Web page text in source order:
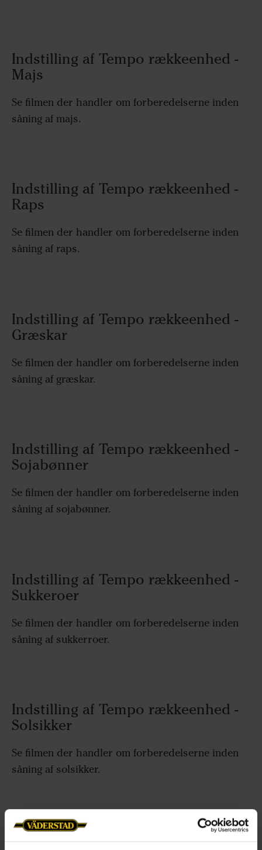
Indstilling af Tempo rækkeenhed -
Majs
Se filmen der handler om forberedelserne inden
såning af majs.
Indstilling af Tempo rækkeenhed -
Raps
Se filmen der handler om forberedelserne inden
såning af raps.
Indstilling af Tempo rækkeenhed -
Græskar
Se filmen der handler om forberedelserne inden
såning af græskar.
Indstilling af Tempo rækkeenhed -
Sojabønner
Se filmen der handler om forberedelserne inden
såning af sojabønner.
Indstilling af Tempo rækkeenhed -
Sukkeroer
Se filmen der handler om forberedelserne inden
såning af sukkerroer.
Indstilling af Tempo rækkeenhed -
Solsikker
Se filmen der handler om forberedelserne inden
såning af solsikker.
Indstilling af Tempo rækkeenhed -